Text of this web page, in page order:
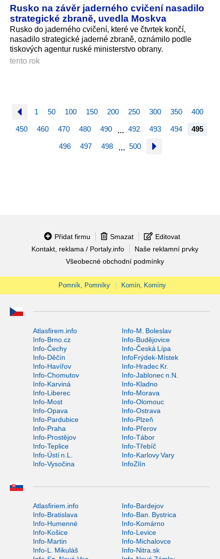
Rusko na závěr jaderného cvičení nasadilo
strategické zbraně, uvedla Moskva
Rusko do jaderného cvičení, které ve čtvrtek končí,
nasadilo strategické jaderné zbraně, oznámilo podle
tiskových agentur ruské ministerstvo obrany.
tento rok
1 50 100 150 200 250 300 350 400
450 460 470 480 490 … 492 493 494 495
496 497 498 … 500
Přidat firmu Smazat
Editovat
Kontakt, reklama / Portaly.info
Naše reklamní prvky
Všeobecné obchodní podmínky
Pomník, Pomníky Komín, Komíny
Atlasfirem.info
Info-M. Boleslav
Info-Brno.cz
Info-Budějovice
Info-Čechy
Info-Česká Lípa
Info-Děčín
InfoFrýdek-Místek
Info-Havířov
Info-Hradec Kr.
Info-Chomutov
Info-Jablonec n.N.
Info-Karviná
Info-Kladno
Info-Liberec
Info-Morava
Info-Most
Info-Olomouc
Info-Opava
Info-Ostrava
Info-Pardubice
Info-Plzeň
Info-Praha
Info-Přerov
Info-Prostějov
Info-Tábor
Info-Teplice
Info-Třebíč
Info-Ústí n.L.
Info-Karlovy Vary
Info-Vysočina
InfoZlín
Atlasfiriem.info
Info-Bardejov
Info-Bratislava
Info-Ban. Bystrica
Info-Humenné
Info-Komárno
Info-Košice
Info-Levice
Info-Martin
Info-Michalovce
Info-L. Mikuláš
Info-Nitra.sk